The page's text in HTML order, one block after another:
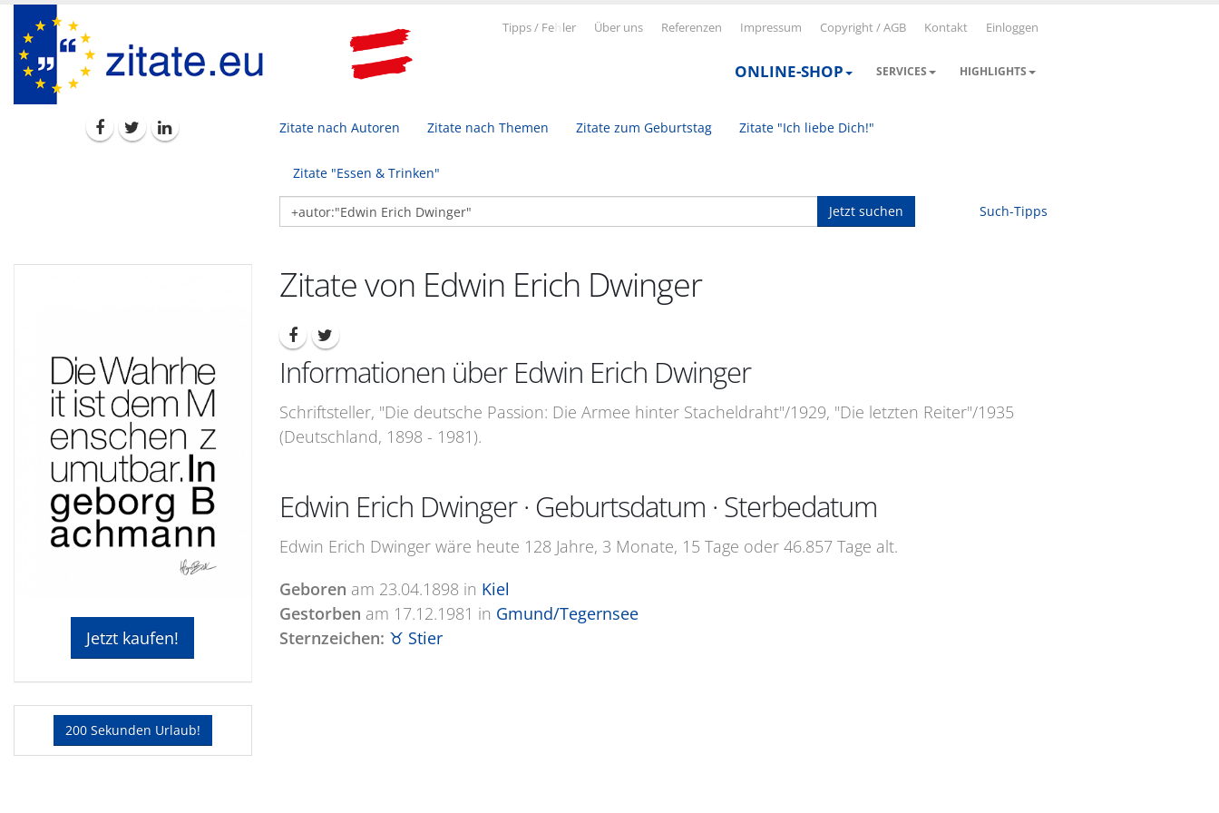
Tipps / Fe ler Über uns Referenzen Impressum Copyright / AGB Kontakt Einloggen
ONLINE-SHOP SERVICES HIGHLIGHTS
Zitate nach Autoren Zitate nach Themen Zitate zum Geburtstag Zitate "Ich liebe Dich!"
Zitate "Essen & Trinken"
Jetzt suchen Such-Tipps
Jetzt kaufen!
200 Sekunden Urlaub!
Zitate von Edwin Erich Dwinger
Informationen über Edwin Erich Dwinger
Schriftsteller, "Die deutsche Passion: Die Armee hinter Stacheldraht"/1929, "Die letzten Reiter"/1935
(Deutschland, 1898 - 1981).
Edwin Erich Dwinger · Geburtsdatum · Sterbedatum
Edwin Erich Dwinger wäre heute 128 Jahre, 3 Monate, 15 Tage oder 46.857 Tage alt.
Geboren am 23.04.1898 in Kiel
Gestorben am 17.12.1981 in Gmund/Tegernsee
Sternzeichen: ♉ Stier